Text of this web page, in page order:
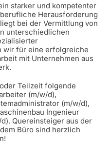
starker und kompetenter
Herausforderung
bei der Vermittlung von
unterschiedlichen
wir für eine erfolgreiche
mit Unternehmen aus
Teilzeit folgende
(m/w/d),
(m/w/d),
Ingenieur
Quereinsteiger aus der
Büro sind herzlich